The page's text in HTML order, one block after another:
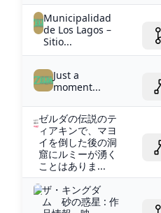
Municipalidad
de Los Lagos –
Sitio...
Just a
moment...
ゼルダの伝説のテ
ィアキンで、マヨ
イを倒した後の洞
窟にルミーが湧く
ことはありま...
ザ・キングダ
ム 砂の惑星 : 作